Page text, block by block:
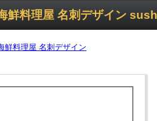
鮮料理屋 名刺デザイン
鮮料理屋 名刺デザイン